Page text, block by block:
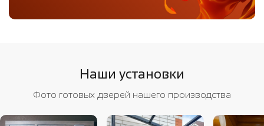
Наши установки
Фото готовых дверей нашего производства